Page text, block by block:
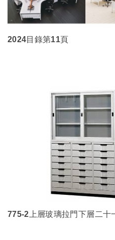
2024目錄第11頁